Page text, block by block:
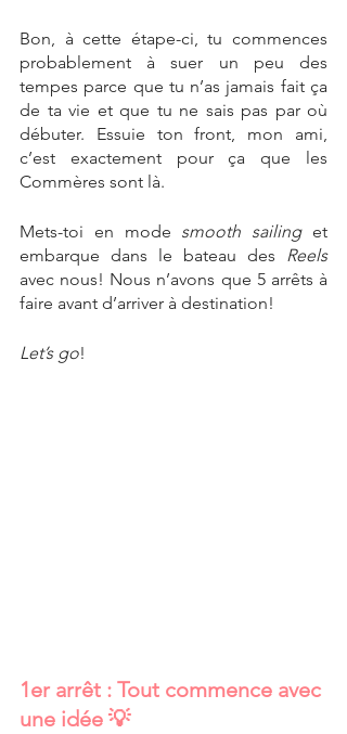
Bon, à cette étape-ci, tu commences
probablement à suer un peu des
tempes parce que tu n’as jamais fait ça
de ta vie et que tu ne sais pas par où
débuter. Essuie ton front, mon ami,
c’est exactement pour ça que les
Commères sont là.
Mets-toi en mode smooth sailing et
embarque dans le bateau des Reels
avec nous! Nous n’avons que 5 arrêts à
faire avant d’arriver à destination!
Let’s go!
1er arrêt : Tout commence avec
une idée 💡